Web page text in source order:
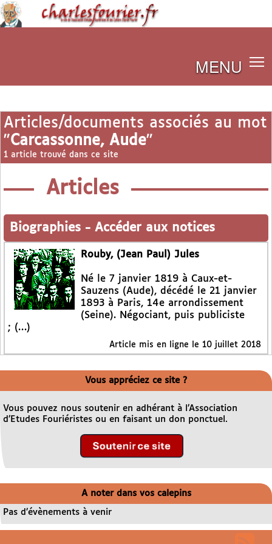
MENU
Articles/documents associés au mot
"Carcassonne, Aude"
1 article trouvé dans ce site
Articles
Biographies - Accéder aux notices
Rouby, (Jean Paul) Jules
Né le 7 janvier 1819 à Caux-et-
Sauzens (Aude), décédé le 21 janvier
1893 à Paris, 14e arrondissement
(Seine). Négociant, puis publiciste
; (…)
Article mis en ligne le 10 juillet 2018
Vous appréciez ce site ?
Vous pouvez nous soutenir en adhérant à l’Association
d’Etudes Fouriéristes ou en faisant un don ponctuel.
A noter dans vos calepins
Pas d’évènements à venir